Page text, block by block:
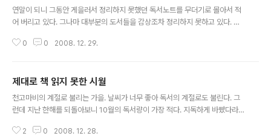
연말이 되니 그동안 게을러서 정리하지 못했던 독서노트를 무더기로 몰아서 적
어 버리고 있다. 그나마 대부분의 도서들을 감상조차 정리하지 못하고 있다. 책
너무 원색적이라 블로그에 바로 올리진 못하고 있다. 11월에 읽은 책 중에는 두
다'라는 말이 아닐까. 우리 내면에는 선도 있고, 악도 있고, 그도 저도 아닌 방관
자도 있는 것이다. 이런 다양한 캐릭터를 이중인격이라고 왜곡된 잦대로 들이댈
것이 아니라 정당한 인격으로 받아들여야 할 것이라고 저자는 말한다. 아니 올
0 0 2008. 12. 29.
제대로 책 읽지 못한 시월
천고마비의 계절로 불리는 가을. 날씨가 너무 좋아 독서의 계절로도 불린다. 그
런데 지난 한해를 되돌아보니 10월의 독서량이 가장 적다. 지독하게 바빴다라
했지만 생각보다 딱딱하고 재미없는 글로 인해 전혀 몰입되지 않았다. 기분좋게
2 0 2008. 12. 28.